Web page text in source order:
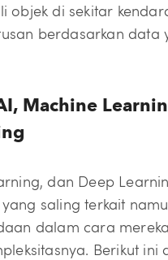
objek di sekitar
berdasarkan data
Machine
dan Deep
saling terkait
dalam cara
Berikut ini